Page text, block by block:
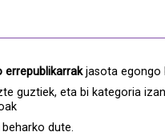
errepublikarrakjasota egongo
guztiek, eta bi kategoria
dute.